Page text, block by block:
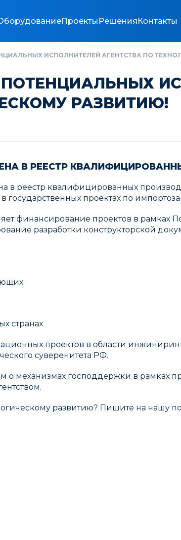
Проекты РешенияКонтакты
ИСПОЛНИТЕЛЕЙ АГЕНТСТВА ПО
РАЗВИТИЮ!
В РЕЕСТР
реестр квалифицированных
государственных проектах по
финансирование проектов в рамках
разработки конструкторской
странах
проектов в области
суверенитета РФ.
механизмах господдержки в рамках
развитию? Пишите на нашу